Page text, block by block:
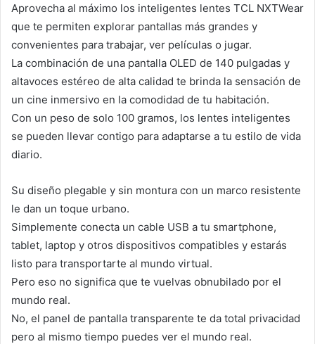
Aprovecha al máximo los inteligentes lentes TCL NXTWear
que te permiten explorar pantallas más grandes y
convenientes para trabajar, ver películas o jugar.
La combinación de una pantalla OLED de 140 pulgadas y
altavoces estéreo de alta calidad te brinda la sensación de
un cine inmersivo en la comodidad de tu habitación.
Con un peso de solo 100 gramos, los lentes inteligentes
se pueden llevar contigo para adaptarse a tu estilo de vida
diario.
Su diseño plegable y sin montura con un marco resistente
le dan un toque urbano.
Simplemente conecta un cable USB a tu smartphone,
tablet, laptop y otros dispositivos compatibles y estarás
listo para transportarte al mundo virtual.
Pero eso no significa que te vuelvas obnubilado por el
mundo real.
No, el panel de pantalla transparente te da total privacidad
pero al mismo tiempo puedes ver el mundo real.